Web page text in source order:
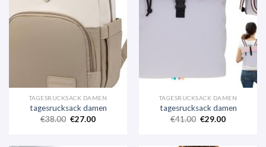
TAGESRUCKSACK DAMEN
tagesrucksack damen
€38.00 €27.00
TAGESRUCKSACK DAMEN
tagesrucksack damen
€41.00 €29.00